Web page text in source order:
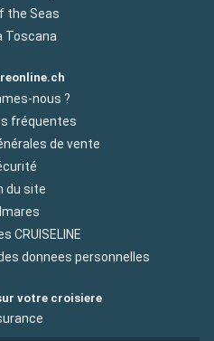
the Seas
Toscana
nous ?
fréquentes
de vente
du site
CRUISELINE
donnees personnelles
votre croisiere